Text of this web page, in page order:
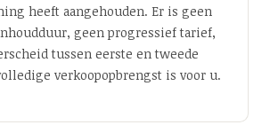
heeft aangehouden. Er is geen
geen progressief tarief,
tussen eerste en tweede
verkoopopbrengst is voor u.